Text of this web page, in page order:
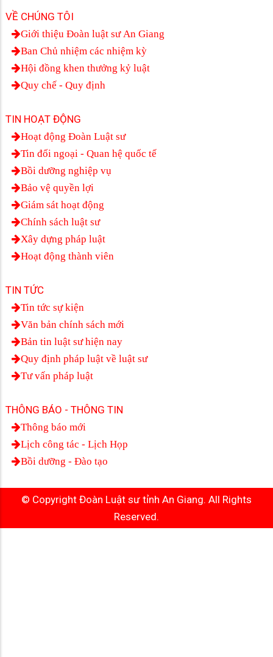
VỀ CHÚNG TÔI
Giới thiệu Đoàn luật sư An Giang
Ban Chủ nhiệm các nhiệm kỳ
Hội đồng khen thưởng kỷ luật
Quy chế - Quy định
TIN HOẠT ĐỘNG
Hoạt động Đoàn Luật sư
Tin đối ngoại - Quan hệ quốc tế
Bồi dưỡng nghiệp vụ
Bảo vệ quyền lợi
Giám sát hoạt động
Chính sách luật sư
Xây dựng pháp luật
Hoạt động thành viên
TIN TỨC
Tin tức sự kiện
Văn bản chính sách mới
Bản tin luật sư hiện nay
Quy định pháp luật về luật sư
Tư vấn pháp luật
THÔNG BÁO - THÔNG TIN
Thông báo mới
Lịch công tác - Lịch Họp
Bồi dưỡng - Đào tạo
© Copyright Đoàn Luật sư tỉnh An Giang. All Rights
Reserved.